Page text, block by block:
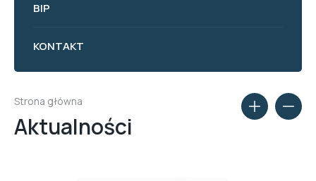
BIP
KONTAKT
Strona główna
Aktualności